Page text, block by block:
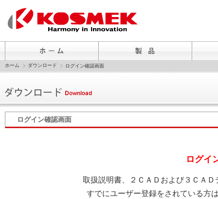
ホーム ダウンロード ログイン確認画面
ログイン確認画面
ログイ
取扱説明書、２ＣＡＤおよび３ＣＡ
すでにユーザー登録をされている方